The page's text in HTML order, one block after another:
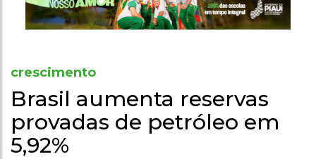
crescimento
Brasil aumenta reservas
provadas de petróleo em
5,92%